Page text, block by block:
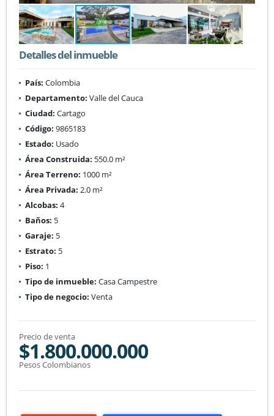
Detalles del inmueble
País: Colombia
Departamento: Valle del Cauca
Ciudad: Cartago
Código: 9865183
Estado: Usado
Área Construida: 550.0 m²
Área Terreno: 1000 m²
Área Privada: 2.0 m²
Alcobas: 4
Baños: 5
Garaje: 5
Estrato: 5
Piso: 1
Tipo de inmueble: Casa Campestre
Tipo de negocio: Venta
Precio de venta
$1.800.000.000
Pesos Colombianos